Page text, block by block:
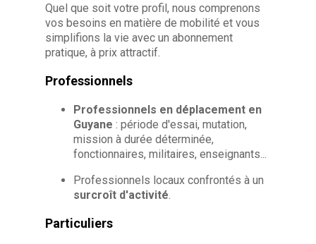
Quel que soit votre profil, nous comprenons
vos besoins en matière de mobilité et vous
simplifions la vie avec un abonnement
pratique, à prix attractif.
Professionnels
Professionnels en déplacement en
Guyane : période d'essai, mutation,
mission à durée déterminée,
fonctionnaires, militaires, enseignants...
Professionnels locaux confrontés à un
surcroît d'activité.
Particuliers